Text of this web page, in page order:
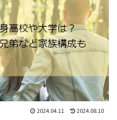
2024.04.11 2024.08.10